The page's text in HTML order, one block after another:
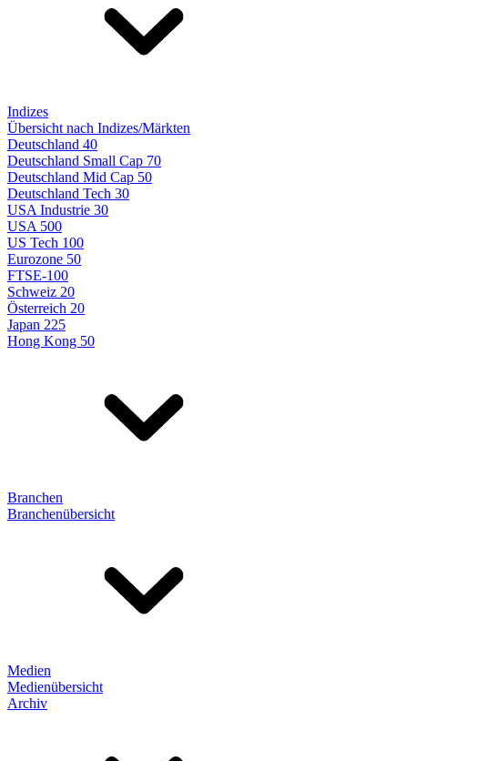
Indizes
Übersicht nach Indizes/Märkten
Deutschland 40
Deutschland Small Cap 70
Deutschland Mid Cap 50
Deutschland Tech 30
USA Industrie 30
USA 500
US Tech 100
Eurozone 50
FTSE-100
Schweiz 20
Österreich 20
Japan 225
Hong Kong 50
Branchen
Branchenübersicht
Medien
Medienübersicht
Archiv